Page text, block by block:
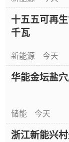
十五五可再
千瓦
新能源 今天
华能金坛盐
储能 今天
浙江新能兴